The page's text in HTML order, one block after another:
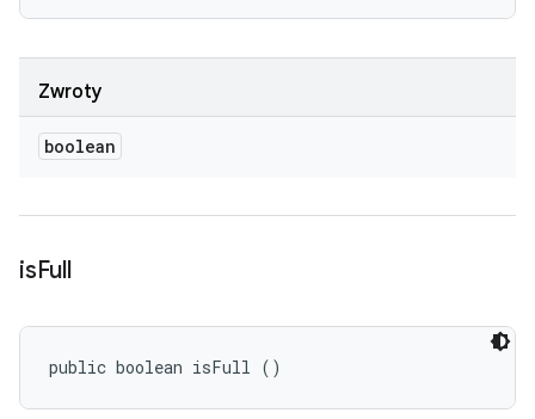
Zwroty
boolean
isFull
public boolean isFull ()